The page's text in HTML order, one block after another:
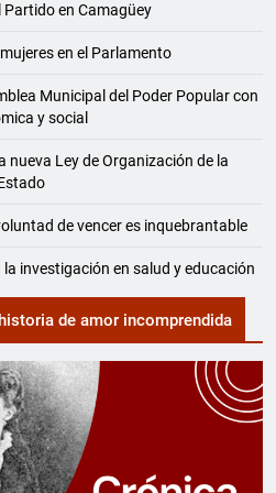
en Camagüey
en el Parlamento
Municipal del Poder Popular con
y social
nueva Ley de Organización de la
de vencer es inquebrantable
investigación en salud y educación
de amor incomprendida